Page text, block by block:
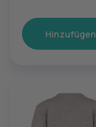
Hinzufügen